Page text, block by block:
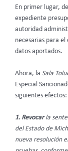
En primer lugar,
expediente
autoridad
necesarias para el
datos aportados.
Ahora, la Sala
Especial
siguientes efectos:
1. Revocarla
del Estado de
nueva resolución